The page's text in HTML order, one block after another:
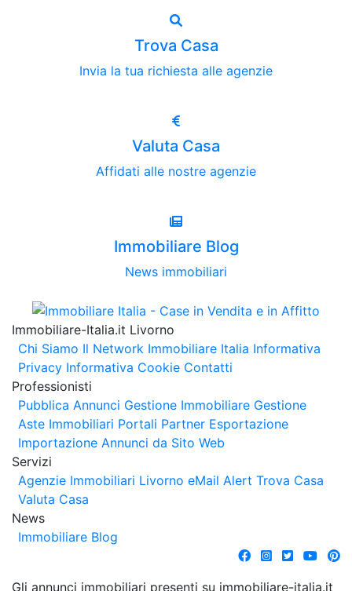
Trova Casa
Invia la tua richiesta alle agenzie
Valuta Casa
Affidati alle nostre agenzie
Immobiliare Blog
News immobiliari
Immobiliare-Italia.it Livorno
Chi Siamo Il Network Immobiliare Italia Informativa
Privacy Informativa Cookie Contatti
Professionisti
Pubblica Annunci Gestione Immobiliare Gestione
Aste Immobiliari Portali Partner Esportazione
Importazione Annunci da Sito Web
Servizi
Agenzie Immobiliari Livorno eMail Alert Trova Casa
Valuta Casa
News
Immobiliare Blog
Gli annunci immobiliari presenti su immobiliare-italia.it